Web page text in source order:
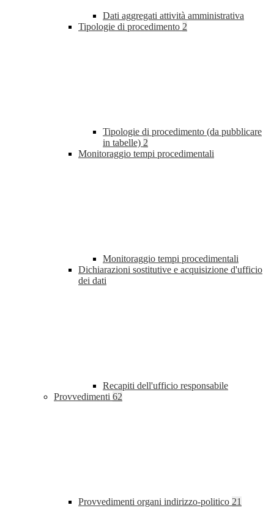
Dati aggregati attività amministrativa
Tipologie di procedimento 2
Tipologie di procedimento (da pubblicare
in tabelle) 2
Monitoraggio tempi procedimentali
Monitoraggio tempi procedimentali
Dichiarazioni sostitutive e acquisizione d'ufficio
dei dati
Recapiti dell'ufficio responsabile
Provvedimenti 62
Provvedimenti organi indirizzo-politico 21